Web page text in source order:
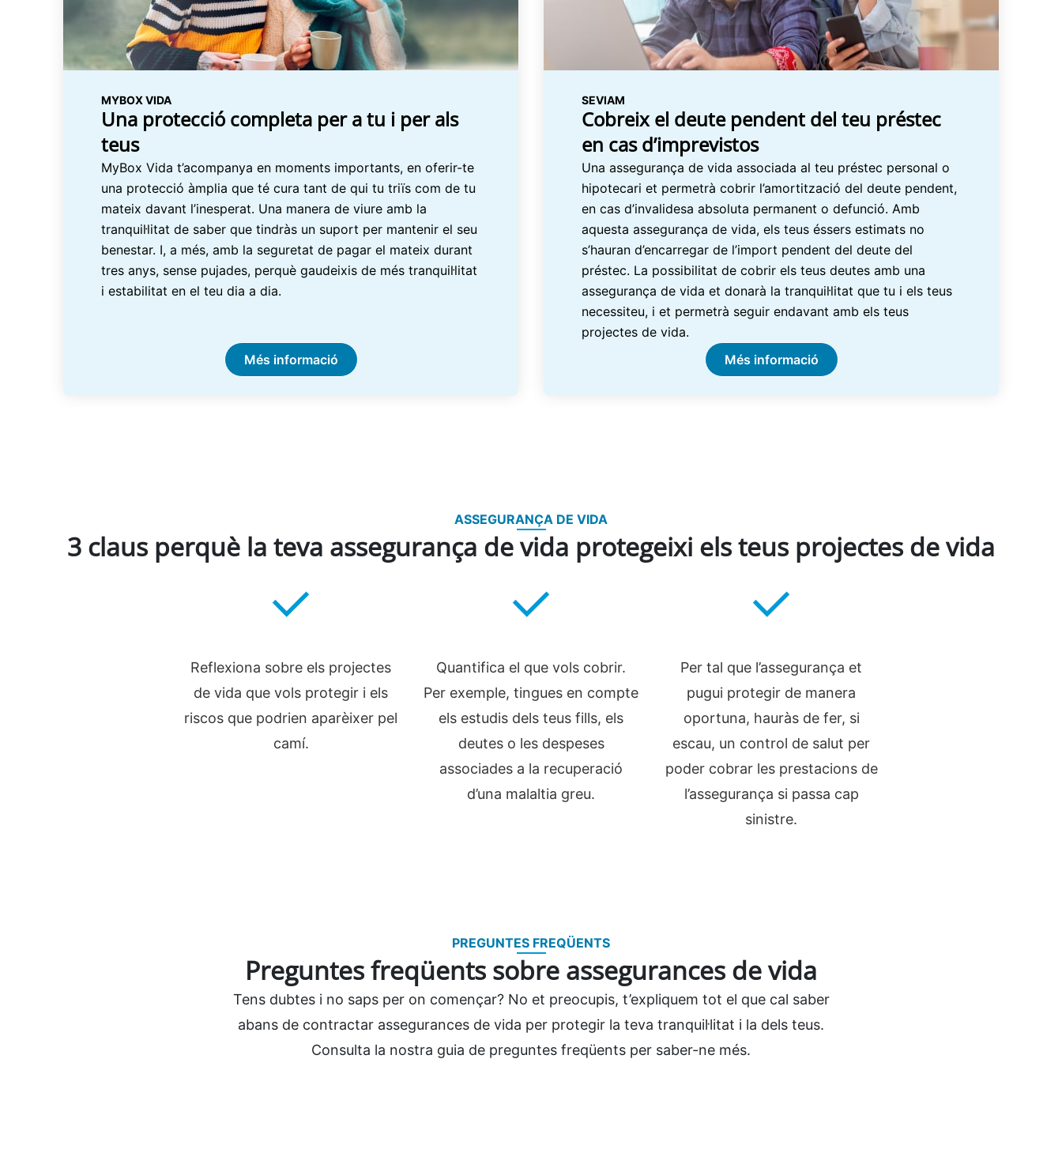
MYBOX VIDA
Una protecció completa per a tu i per als
teus
MyBox Vida t’acompanya en moments importants, en oferir-te
una protecció àmplia que té cura tant de qui tu triïs com de tu
mateix davant l’inesperat. Una manera de viure amb la
tranquil·litat de saber que tindràs un suport per mantenir el seu
benestar. I, a més, amb la seguretat de pagar el mateix durant
tres anys, sense pujades, perquè gaudeixis de més tranquil·litat
i estabilitat en el teu dia a dia.
Més informació
SEVIAM
Cobreix el deute pendent del teu préstec
en cas d’imprevistos
Una assegurança de vida associada al teu préstec personal o
hipotecari et permetrà cobrir l’amortització del deute pendent,
en cas d’invalidesa absoluta permanent o defunció. Amb
aquesta assegurança de vida, els teus éssers estimats no
s’hauran d’encarregar de l’import pendent del deute del
préstec. La possibilitat de cobrir els teus deutes amb una
assegurança de vida et donarà la tranquil·litat que tu i els teus
necessiteu, i et permetrà seguir endavant amb els teus
projectes de vida.
Més informació
ASSEGURANÇA DE VIDA
3 claus perquè la teva assegurança de vida protegeixi els teus projectes de vida
Reflexiona sobre els projectes
de vida que vols protegir i els
riscos que podrien aparèixer pel
camí.
Quantifica el que vols cobrir.
Per exemple, tingues en compte
els estudis dels teus fills, els
deutes o les despeses
associades a la recuperació
d’una malaltia greu.
Per tal que l’assegurança et
pugui protegir de manera
oportuna, hauràs de fer, si
escau, un control de salut per
poder cobrar les prestacions de
l’assegurança si passa cap
sinistre.
PREGUNTES FREQÜENTS
Preguntes freqüents sobre assegurances de vida
Tens dubtes i no saps per on començar? No et preocupis, t’expliquem tot el que cal saber
abans de contractar assegurances de vida per protegir la teva tranquil·litat i la dels teus.
Consulta la nostra guia de preguntes freqüents per saber-ne més.